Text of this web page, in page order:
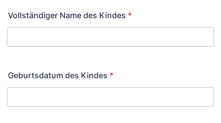
Vollständiger Name des Kindes *
Geburtsdatum des Kindes *